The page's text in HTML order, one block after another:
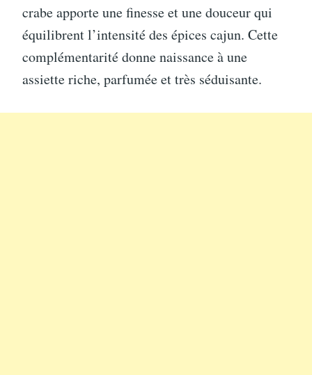
crabe apporte une finesse et une douceur qui
équilibrent l’intensité des épices cajun. Cette
complémentarité donne naissance à une
assiette riche, parfumée et très séduisante.